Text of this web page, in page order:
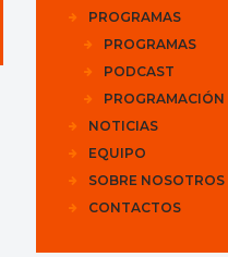
PROGRAMAS
PROGRAMAS
PODCAST
PROGRAMACIÓN
NOTICIAS
EQUIPO
SOBRE NOSOTROS
CONTACTOS